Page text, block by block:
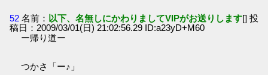
52 名前： 以下、名無しにかわりましてVIPがお送りします[] 投
稿日：2009/03/01(日) 21:02:56.29 ID:a23yD+M60
ー帰り道ー
つかさ「ー♪」